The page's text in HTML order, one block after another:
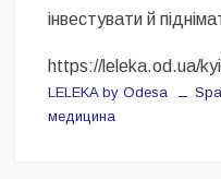
інвестувати й
https://leleka.od.ua/
LELEKA by Odesa
медицина